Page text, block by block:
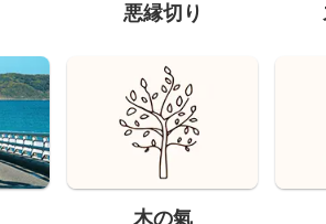
悪縁切り
木の氣